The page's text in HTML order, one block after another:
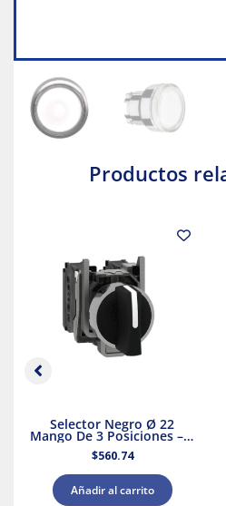
Productos
Selector Negro Ø 22
Mango De 3 Posiciones – 2
$560.74
Añadir al carrito